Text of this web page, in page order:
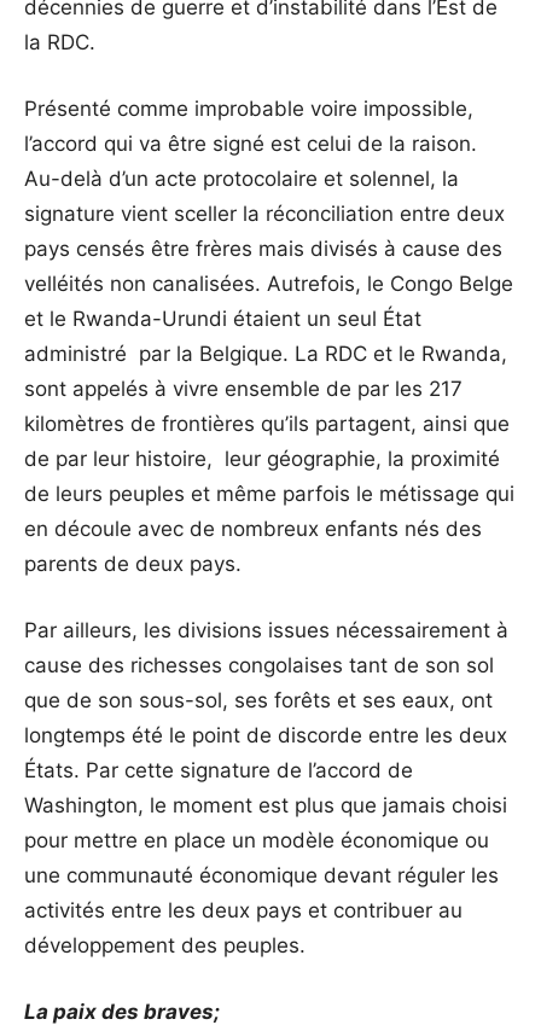
décennies de guerre et d’instabilité dans l’Est de
la RDC.
Présenté comme improbable voire impossible,
l’accord qui va être signé est celui de la raison.
Au-delà d’un acte protocolaire et solennel, la
signature vient sceller la réconciliation entre deux
pays censés être frères mais divisés à cause des
velléités non canalisées. Autrefois, le Congo Belge
et le Rwanda-Urundi étaient un seul État
administré par la Belgique. La RDC et le Rwanda,
sont appelés à vivre ensemble de par les 217
kilomètres de frontières qu’ils partagent, ainsi que
de par leur histoire, leur géographie, la proximité
de leurs peuples et même parfois le métissage qui
en découle avec de nombreux enfants nés des
parents de deux pays.
Par ailleurs, les divisions issues nécessairement à
cause des richesses congolaises tant de son sol
que de son sous-sol, ses forêts et ses eaux, ont
longtemps été le point de discorde entre les deux
États. Par cette signature de l’accord de
Washington, le moment est plus que jamais choisi
pour mettre en place un modèle économique ou
une communauté économique devant réguler les
activités entre les deux pays et contribuer au
développement des peuples.
La paix des braves;